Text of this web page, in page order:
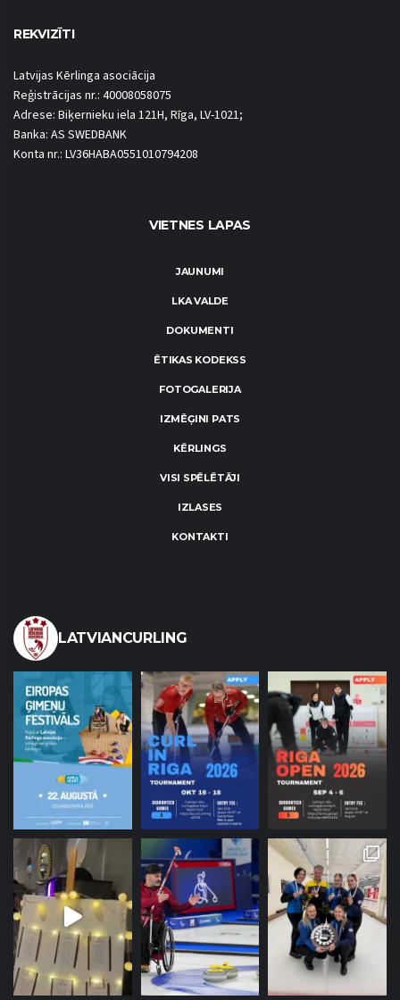
REKVIZĪTI
Latvijas Kērlinga asociācija
Reģistrācijas nr.: 40008058075
Adrese: Biķernieku iela 121H, Rīga, LV-1021;
Banka: AS SWEDBANK
Konta nr.: LV36HABA0551010794208
VIETNES LAPAS
JAUNUMI
LKA VALDE
DOKUMENTI
ĒTIKAS KODEKSS
FOTOGALERIJA
IZMĒĢINI PATS
KĒRLINGS
VISI SPĒLĒTĀJI
IZLASES
KONTAKTI
LATVIANCURLING